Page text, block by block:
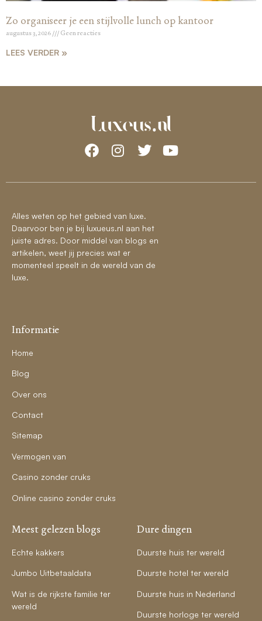
Zo organiseer je een stijlvolle lunch op kantoor
augustus 3, 2026 Geen reacties
LEES VERDER »
Alles weten op het gebied van luxe.
Daarvoor ben je bij luxueus.nl aan het
juiste adres. Door middel van blogs en
artikelen, weet jij precies wat er
momenteel speelt in de wereld van de
luxe.
Informatie
Home
Blog
Over ons
Contact
Sitemap
Vermogen van
Casino zonder cruks
Online casino zonder cruks
Meest gelezen blogs
Echte kakkers
Jumbo Uitbetaaldata
Wat is de rijkste familie ter
wereld
Dure dingen
Duurste huis ter wereld
Duurste hotel ter wereld
Duurste huis in Nederland
Duurste horloge ter wereld